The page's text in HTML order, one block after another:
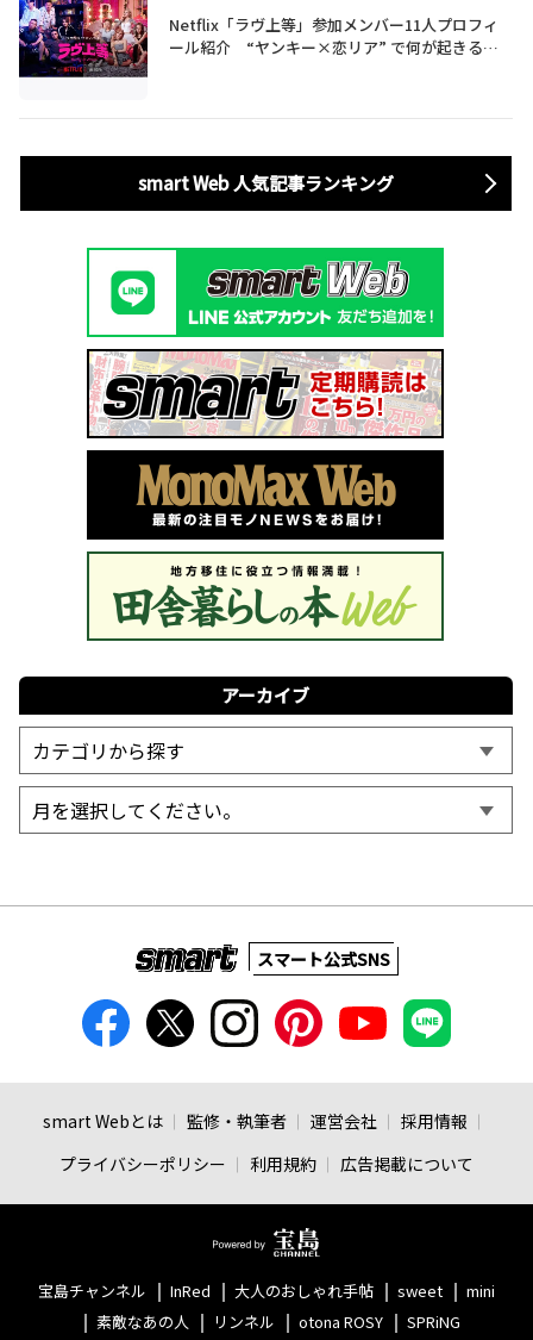
Netflix「ラヴ上等」参加メンバー11人プロフィ
ール紹介 “ヤンキー×恋リア” で何が起きる？
smart Web 人気記事ランキング
アーカイブ
スマート公式SNS
smart Webとは 監修・執筆者 運営会社
採用情報
プライバシーポリシー
利用規約 広告掲載について
宝島チャンネル InRed 大人のおしゃれ手帖 sweet
mini
素敵なあの人
リンネル otona ROSY SPRiNG